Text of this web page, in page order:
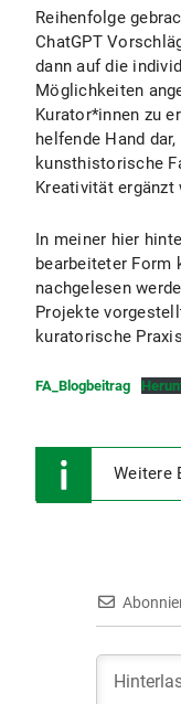
Reihenfolge
ChatGPT
dann auf die
Möglichkeiten
Kurator*innen zu
helfende Hand
kunsthistorische
Kreativität ergänzt
In meiner hier
bearbeiteter Form
nachgelesen
Projekte
kuratorische
FA_Blogbeitrag
Weitere